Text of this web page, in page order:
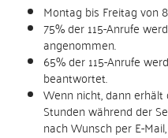
Montag bis Freitag von
75% der 115-Anrufe
angenommen.
65% der 115-Anrufe
beantwortet.
Wenn nicht, dann
Stunden wäh­rend der
nach Wunsch per E-